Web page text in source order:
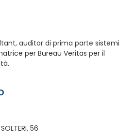
auditor di prima parte sistemi
per Bureau Veritas per il
56